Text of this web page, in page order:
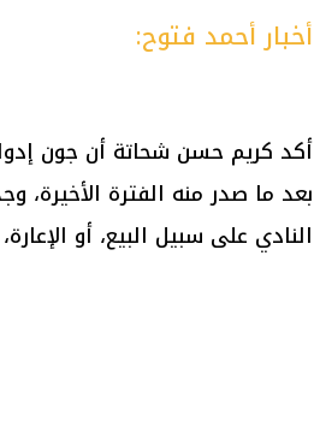
أخبار أحمد فتوح:
أكد كريم حسن شحاتة أن جون
بعد ما صدر منه الفترة الأخيرة،
النادي على سبيل البيع، أو